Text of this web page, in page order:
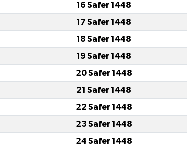
16 Safer 1448
17 Safer 1448
18 Safer 1448
19 Safer 1448
20 Safer 1448
21 Safer 1448
22 Safer 1448
23 Safer 1448
24 Safer 1448